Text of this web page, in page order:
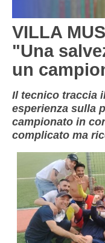
VILLA
"Una
un
Il tecnico traccia
esperienza sulla
campionato in
complicato ma